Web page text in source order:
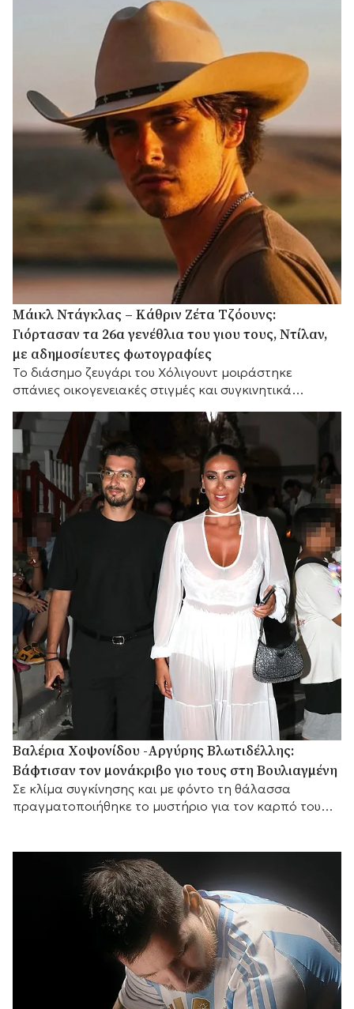
Μάικλ Ντάγκλας – Κάθριν Ζέτα Τζόουνς:
Γιόρτασαν τα 26α γενέθλια του γιου τους, Ντίλαν,
με αδημοσίευτες φωτογραφίες
Το διάσημο ζευγάρι του Χόλιγουντ μοιράστηκε
σπάνιες οικογενειακές στιγμές και συγκινητικά
προσθέτει τις δικές της θερμές ευχές.
Βαλέρια Χοψονίδου -Αργύρης Βλωτιδέλλης:
Βάφτισαν τον μονάκριβο γιο τους στη Βουλιαγμένη
Σε κλίμα συγκίνησης και με φόντο τη θάλασσα
πραγματοποιήθηκε το μυστήριο για τον καρπό του